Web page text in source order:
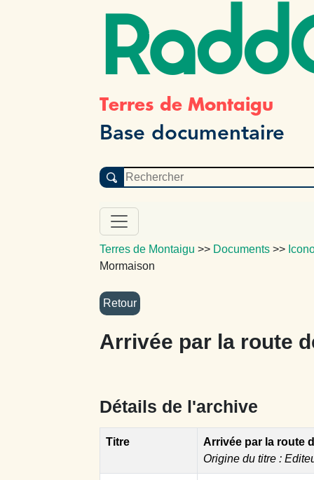
Terres de Montaigu
Base documentaire
Terres de Montaigu >> Documents >>
Mormaison
Arrivée par la route
Détails de l'archive
Titre
Arrivée par la route
Origine du titre :